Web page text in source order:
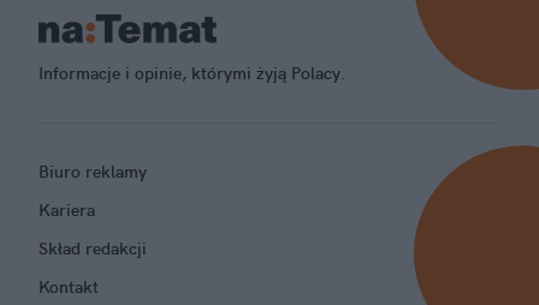
Informacje i opinie, którymi żyją Polacy.
Biuro reklamy
Kariera
Skład redakcji
Kontakt